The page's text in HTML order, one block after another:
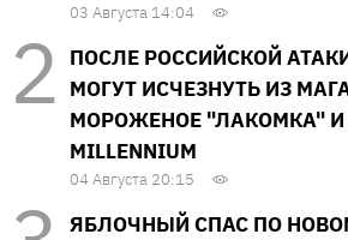
03 Августа 14:04
ПОСЛЕ РОССИЙСКОЙ
МОГУТ ИСЧЕЗНУТЬ ИЗ
МОРОЖЕНОЕ "ЛАКОМКА"
MILLENNIUM
04 Августа 20:15
ЯБЛОЧНЫЙ СПАС ПО